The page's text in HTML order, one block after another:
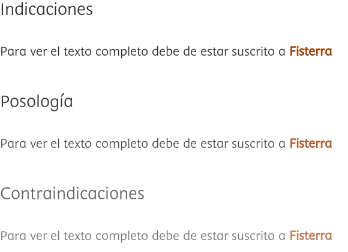
Indicaciones
Para ver el texto completo debe de estar suscrito a Fisterra
Posología
Para ver el texto completo debe de estar suscrito a Fisterra
Contraindicaciones
Para ver el texto completo debe de estar suscrito a Fisterra